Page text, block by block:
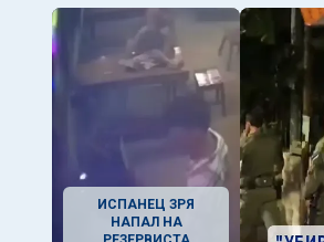
ИСПАНЕЦ ЗРЯ
НАПАЛ НА